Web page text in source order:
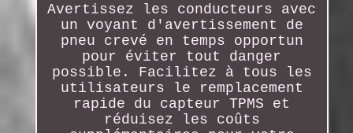
Avertissez les conducteurs avec
un voyant d'avertissement de
pneu crevé en temps opportun
pour éviter tout danger
possible. Facilitez à tous les
utilisateurs le remplacement
rapide du capteur TPMS et
réduisez les coûts